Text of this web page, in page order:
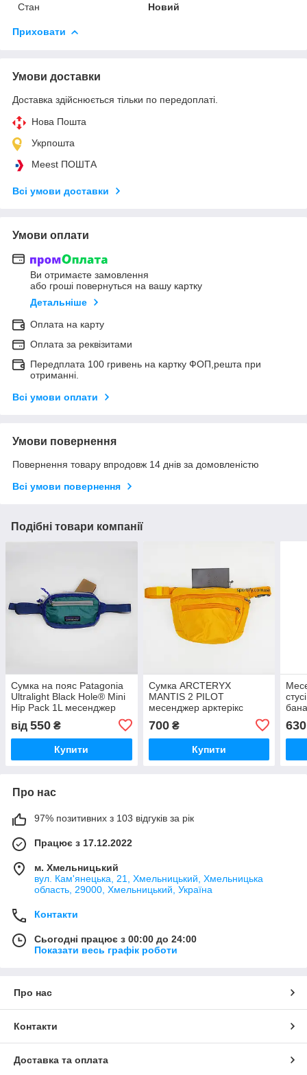
Стан
Новий
Приховати
Умови доставки
Доставка здійснюється тільки по передоплаті.
Нова Пошта
Укрпошта
Meest ПОШТА
Всі умови доставки
Умови оплати
Ви отримаєте замовлення
або гроші повернуться на вашу картку
Детальніше
Оплата на карту
Оплата за реквізитами
Передплата 100 гривень на картку ФОП,решта при
отриманні.
Всі умови оплати
Умови повернення
Повернення товару впродовж 14 днів за домовленістю
Всі умови повернення
Подібні товари компанії
Сумка на пояс Patagonia
Ultralight Black Hole® Mini
Hip Pack 1L месенджер
патагонія
від 550 ₴
Купити
Сумка ARCTERYX
MANTIS 2 PILOT
месенджер арктерікс
700₴
Купити
630
Про нас
97% позитивних з 103 відгуків за рік
Працює з 17.12.2022
м. Хмельницький
вул. Кам'янецька, 21, Хмельницький, Хмельницька
область, 29000, Хмельницький, Україна
Контакти
Сьогодні працює з 00:00 до 24:00
Показати весь графік роботи
Про нас
Контакти
Доставка та оплата